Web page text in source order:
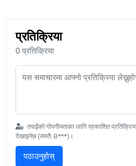
प्रतिक्रिया
0 प्रतिक्रिया
तपाईंको गोपनीयताका लागि प्रकाशित
देखाइनेछ (जस्तै: B***)।
पठाउनुहोस्